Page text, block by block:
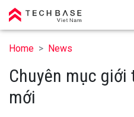
Home News
Chuyên mục giới
mới